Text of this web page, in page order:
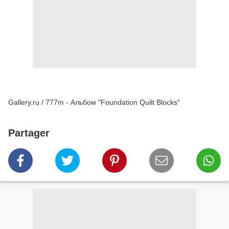
Gallery.ru / 777m - Альбом "Foundation Quilt Blocks"
Partager